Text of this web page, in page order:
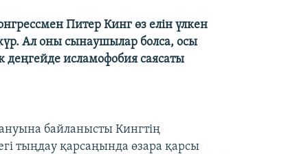
Питер Кинг өз елін үлкен
Ал оны сынаушылар болса, осы
деңгейде исламофобия саясаты
байланысты Кингтің
тыңдау қарсаңында өзара қарсы